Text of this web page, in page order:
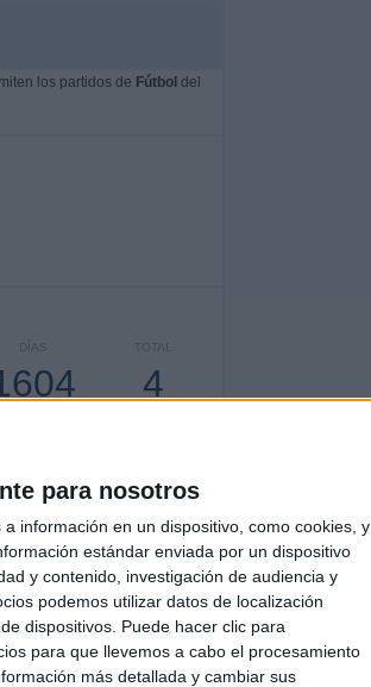
para nosotros
información en un dispositivo, como cookies, y
estándar enviada por un dispositivo
y contenido, investigación de audiencia y
podemos utilizar datos de localización
dispositivos. Puede hacer clic para
para que llevemos a cabo el procesamiento
más detallada y cambiar sus
los partidos de Fútbol del
TOTAL
4
DÍAS
TOTAL
31
RIVALES
MÁXIMO
8
Independiente
Juniors